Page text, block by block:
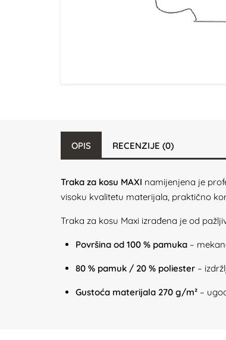
OPIS RECENZIJE (0)
Traka za kosu MAXI namijenjena je
visoku kvalitetu materijala, praktično
Traka za kosu Maxi izrađena je od
Površina od 100 % pamuka –
80 % pamuk / 20 % poliester –
Gustoća materijala 270 g/m² –